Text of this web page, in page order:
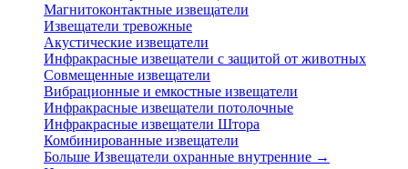
Магнитоконтактные извещатели
Извещатели тревожные
Акустические извещатели
Инфракрасные извещатели с защитой от животных
Совмещенные извещатели
Вибрационные и емкостные извещатели
Инфракрасные извещатели потолочные
Инфракрасные извещатели Штора
Комбинированные извещатели
Больше Извещатели охранные внутренние →